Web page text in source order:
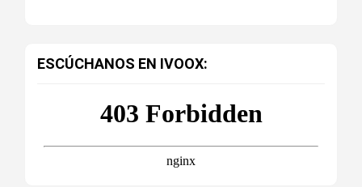
ESCÚCHANOS EN IVOOX: